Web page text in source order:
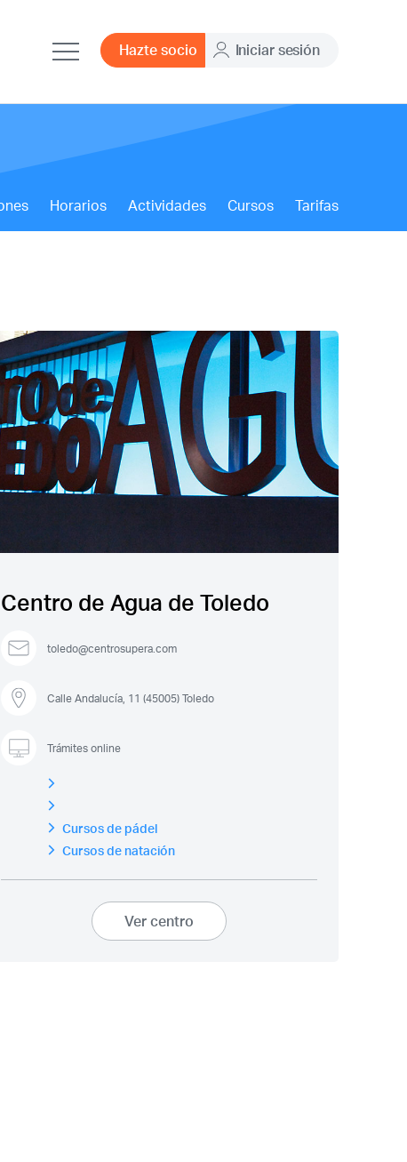
Hazte socio Iniciar sesión
Horarios Actividades Cursos Tarifas
Centro de Agua de Toledo
toledo@centrosupera.com
Calle Andalucía, 11 (45005) Toledo
Trámites online
Cursos de pádel
Cursos de natación
Ver centro